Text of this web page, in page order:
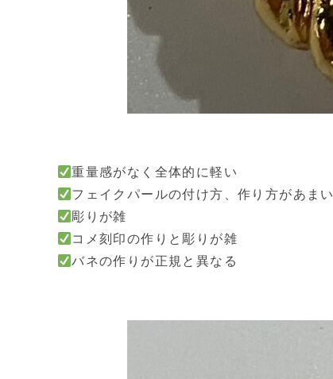
重量感がなく全体的に軽い
フェイクパールの付け方、作り方があまい
彫りが雑
コメ刻印の作りと彫りが雑
バネの作りが正規と異なる